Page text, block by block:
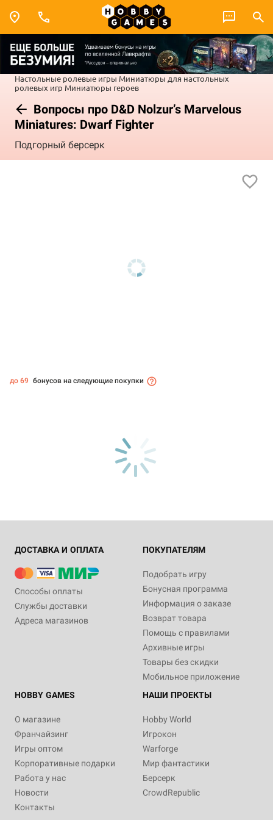
Настольные ролевые игры Миниатюры для настольных
ролевых игр Миниатюры героев
Вопросы про D&D Nolzur’s Marvelous
Miniatures: Dwarf Fighter
Подгорный берсерк
до 69 бонусов на следующие покупки
ДОСТАВКА И ОПЛАТА
Способы оплаты
Службы доставки
Адреса магазинов
ПОКУПАТЕЛЯМ
Подобрать игру
Бонусная программа
Информация о заказе
Возврат товара
Помощь с правилами
Архивные игры
Товары без скидки
Мобильное приложение
HOBBY GAMES
О магазине
Франчайзинг
Игры оптом
Корпоративные подарки
Работа у нас
Новости
Контакты
НАШИ ПРОЕКТЫ
Hobby World
Игрокон
Warforge
Мир фантастики
Берсерк
CrowdRepublic